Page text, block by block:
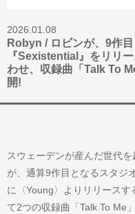
2026.01.08
Robyn / ロビンが、9作
『Sexistential』をリリ
わせ、収録曲「Talk To
開!
スウェーデンが産んだ世代
が、通算9作目となるスタジ
に〈Young〉よりリリース
て2つの収録曲「Talk To Me